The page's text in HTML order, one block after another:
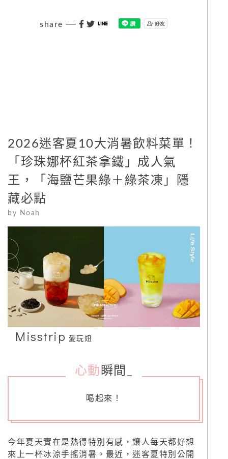
share
2026迷客夏10大消暑飲料菜單！
「珍珠娜杯紅茶拿鐵」成人氣
王，「海鹽芒果綠＋綠茶凍」隱
藏必點
by Noah
Misstrip 愛玩妞
心動 瞬間
喝起來！
今年夏天實在是熱得特別有感，讓人每天都好想
來上一杯冰涼手搖消暑。最近，迷客夏特別公開